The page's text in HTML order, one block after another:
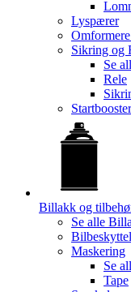
Lyspærer
Sikring og
Se
Rele
Billakk og
Se alle
Maskering
Se
Tape